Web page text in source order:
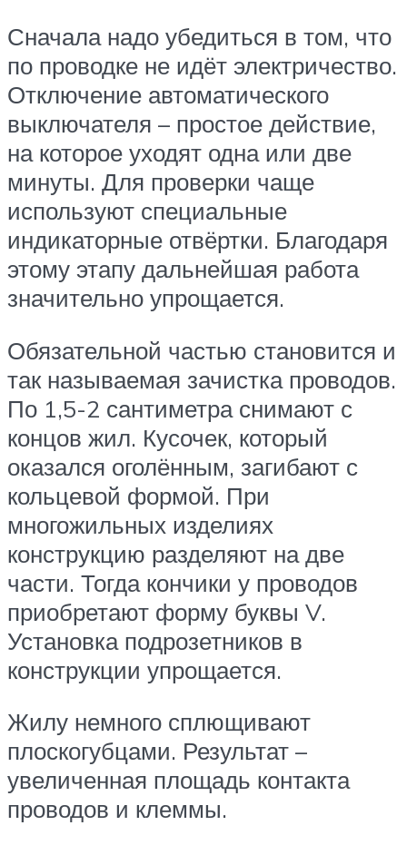
Сначала надо убедиться в том, что
по проводке не идёт электричество.
Отключение автоматического
выключателя – простое действие,
на которое уходят одна или две
минуты. Для проверки чаще
используют специальные
индикаторные отвёртки. Благодаря
этому этапу дальнейшая работа
значительно упрощается.
Обязательной частью становится и
так называемая зачистка проводов.
По 1,5-2 сантиметра снимают с
концов жил. Кусочек, который
оказался оголённым, загибают с
кольцевой формой. При
многожильных изделиях
конструкцию разделяют на две
части. Тогда кончики у проводов
приобретают форму буквы V.
Установка подрозетников в
конструкции упрощается.
Жилу немного сплющивают
плоскогубцами. Результат –
увеличенная площадь контакта
проводов и клеммы.